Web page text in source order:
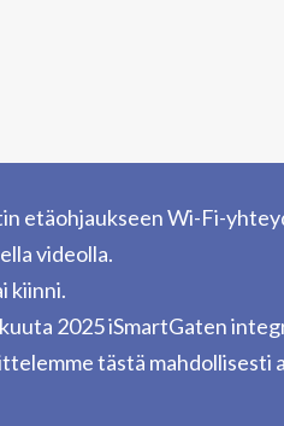
etäohjaukseen Wi-Fi-
videolla.
kiinni.
2025 iSmartGaten
tästä